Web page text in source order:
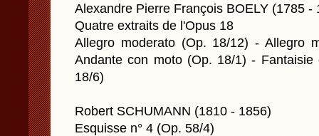
Alexandre Pierre François BOELY (1785 -
Quatre extraits de l'Opus 18
Allegro moderato (Op. 18/12) - Allegro
Andante con moto (Op. 18/1) -
18/6)
Robert SCHUMANN (1810 - 1856)
Esquisse n° 4 (Op. 58/4)